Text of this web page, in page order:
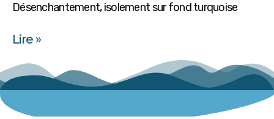
Désenchantement, isolement sur fond turquoise
Lire »